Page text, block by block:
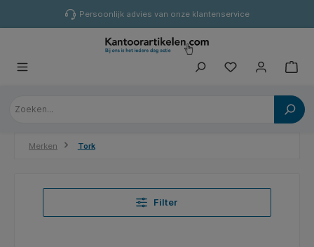
Persoonlijk advies van onze klantenservice
Merken Tork
Filter